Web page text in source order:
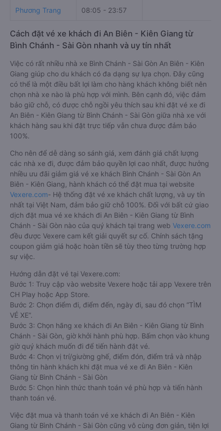
Phương Trang 08:05 - 23:57
Cách đặt vé xe khách đi An Biên - Kiên Giang từ
Bình Chánh - Sài Gòn nhanh và uy tín nhất
Việc có rất nhiều nhà xe Bình Chánh - Sài Gòn An Biên - Kiên
Giang giúp cho du khách có đa dạng sự lựa chọn. Đây cũng
có thể là một điều bất lợi làm cho hàng khách không biết nên
chọn nhà xe nào là phù hợp với mình. Bên cạnh đó, việc đảm
bảo giữ chỗ, có được chỗ ngồi yêu thích sau khi đặt vé xe đi
An Biên - Kiên Giang từ Bình Chánh - Sài Gòn giữa nhà xe với
khách hàng sau khi đặt trực tiếp vẫn chưa được đảm bảo
100%.
Cho nên để dễ dàng so sánh giá, xem đánh giá chất lượng
các nhà xe đi, được đảm bảo quyền lợi cao nhất, được hưởng
nhiều ưu đãi giảm giá vé xe khách Bình Chánh - Sài Gòn An
Biên - Kiên Giang, hành khách có thể đặt mua tại website
Vexere.com- Hệ thống đặt vé xe khách chất lượng, và uy tín
nhất tại Việt Nam, đảm bảo giữ chỗ 100%. Đối với bất cứ giao
dịch đặt mua vé xe khách đi An Biên - Kiên Giang từ Bình
Chánh - Sài Gòn nào của quý khách tại trang web Vexere.com
đều được Vexere cam kết giải quyết sự cố. Chính sách tặng
coupon giảm giá hoặc hoàn tiền sẽ tùy theo từng trường hợp
sự việc.
Hướng dẫn đặt vé tại Vexere.com:
Bước 1: Truy cập vào website Vexere hoặc tải app Vexere trên
CH Play hoặc App Store.
Bước 2: Chọn điểm đi, điểm đến, ngày đi, sau đó chọn “TÌM
VÉ XE”.
Bước 3: Chọn hãng xe khách đi An Biên - Kiên Giang từ Bình
Chánh - Sài Gòn, giờ khởi hành phù hợp. Bấm chọn vào khung
giờ quý khách muốn đi để tiến hành đặt vé.
Bước 4: Chọn vị trí/giường ghế, điểm đón, điểm trả và nhập
thông tin hành khách khi đặt mua vé xe đi An Biên - Kiên
Giang từ Bình Chánh - Sài Gòn
Bước 5: Chọn hình thức thanh toán vé phù hợp và tiến hành
thanh toán vé.
Việc đặt mua và thanh toán vé xe khách đi An Biên - Kiên
Giang từ Bình Chánh - Sài Gòn cũng vô cùng đơn giản, tiện lợi